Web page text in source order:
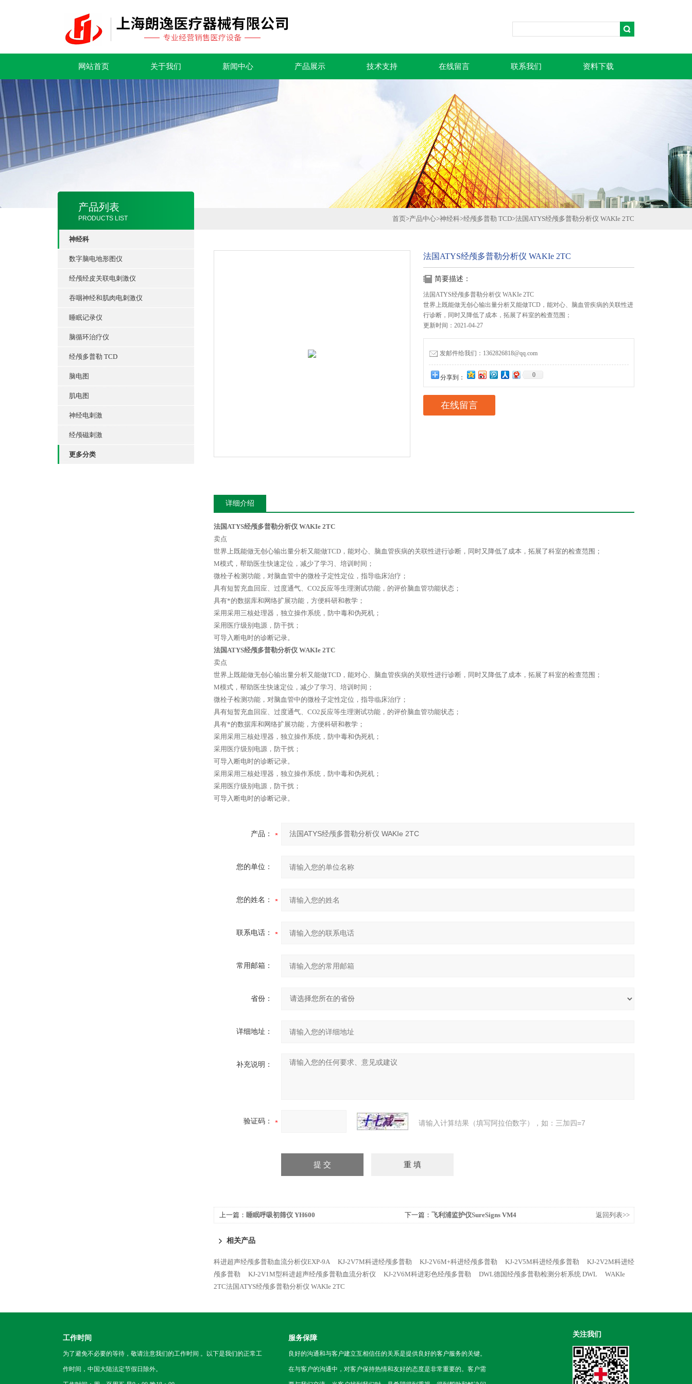
网站首页 关于我们 新闻中心 产品展示 技术支持 在线留言 联系我们 资料下载
产品列表
PRODUCTS LIST
神经科
数字脑电地形图仪
经颅经皮关联电刺激仪
吞咽神经和肌肉电刺激仪
睡眠记录仪
脑循环治疗仪
经颅多普勒 TCD
脑电图
肌电图
神经电刺激
经颅磁刺激
更多分类
首页>产品中心>神经科>经颅多普勒 TCD>法国ATYS经颅多普勒分析仪 WAKIe 2TC
法国ATYS经颅多普勒分析仪 WAKIe 2TC
简要描述：
法国ATYS经颅多普勒分析仪 WAKIe 2TC
世界上既能做无创心输出量分析又能做TCD，能对心、脑血管疾病的关联性进
行诊断，同时又降低了成本，拓展了科室的检查范围；
更新时间：2021-04-27
发邮件给我们：1362826818@qq.com
分享到： 0
在线留言
详细介绍
法国ATYS经颅多普勒分析仪 WAKIe 2TC
卖点
世界上既能做无创心输出量分析又能做TCD，能对心、脑血管疾病的关联性进行诊断，同时又降低了成本，拓展了科室的检查范围；
M模式，帮助医生快速定位，减少了学习、培训时间；
微栓子检测功能，对脑血管中的微栓子定性定位，指导临床治疗；
具有短暂充血回应、过度通气、CO2反应等生理测试功能，的评价脑血管功能状态；
具有*的数据库和网络扩展功能，方便科研和教学；
采用采用三核处理器，独立操作系统，防中毒和伪死机；
采用医疗级别电源，防干扰；
可导入断电时的诊断记录。
法国ATYS经颅多普勒分析仪 WAKIe 2TC
卖点
世界上既能做无创心输出量分析又能做TCD，能对心、脑血管疾病的关联性进行诊断，同时又降低了成本，拓展了科室的检查范围；
M模式，帮助医生快速定位，减少了学习、培训时间；
微栓子检测功能，对脑血管中的微栓子定性定位，指导临床治疗；
具有短暂充血回应、过度通气、CO2反应等生理测试功能，的评价脑血管功能状态；
具有*的数据库和网络扩展功能，方便科研和教学；
采用采用三核处理器，独立操作系统，防中毒和伪死机；
采用医疗级别电源，防干扰；
可导入断电时的诊断记录。
采用采用三核处理器，独立操作系统，防中毒和伪死机；
采用医疗级别电源，防干扰；
可导入断电时的诊断记录。
产品：
您的单位：
您的姓名：
联系电话：
常用邮箱：
省份：
详细地址：
补充说明：
验证码： 请输入计算结果（填写阿拉伯数字），如：三加四=7
上一篇： 睡眠呼吸初筛仪 YH600 下一篇： 飞利浦监护仪SureSigns VM4 返回列表>>
相关产品
科进超声经颅多普勒血流分析仪EXP-9A KJ-2V7M科进经颅多普勒 KJ-2V6M+科进经颅多普勒 KJ-2V5M科进经颅多普勒
KJ-2V2M科进经
颅多普勒
KJ-2V1M型科进超声经颅多普勒血流分析仪 KJ-2V6M科进彩色经颅多普勒 DWL德国经颅多普勒检测分析系统 DWL
WAKIe
2TC法国ATYS经颅多普勒分析仪 WAKIe 2TC
工作时间
为了避免不必要的等待，敬请注意我们的工作时间 。以下是我们的正常工
作时间，中国大陆法定节假日除外。
服务保障
良好的沟通和与客户建立互相信任的关系是提供良好的客户服务的关键。
在与客户的沟通中，对客户保持热情和友好的态度是非常重要的。客户需
关注我们